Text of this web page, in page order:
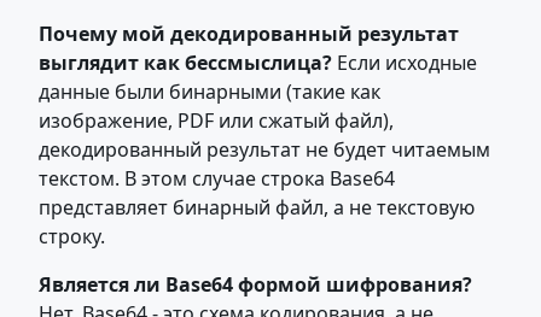
Почему мой декодированный результат
выглядит как бессмыслица? Если исходные
данные были бинарными (такие как
изображение, PDF или сжатый файл),
декодированный результат не будет читаемым
текстом. В этом случае строка Base64
представляет бинарный файл, а не текстовую
строку.
Является ли Base64 формой шифрования?